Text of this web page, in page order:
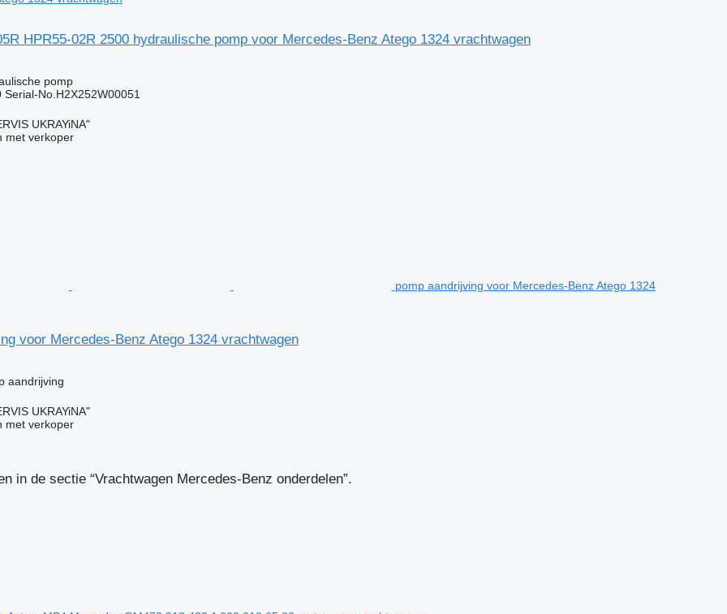
HPR55-02R 2500 hydraulische pomp voor Mercedes-Benz Atego 1324 vrachtwagen
pomp
Serial-No.H2X252W00051
UKRAYiNA"
met verkoper
pomp aandrijving voor Mercedes-Benz Atego 1324
voor Mercedes-Benz Atego 1324 vrachtwagen
aandrijving
UKRAYiNA"
met verkoper
in de sectie “Vrachtwagen Mercedes-Benz onderdelen”.